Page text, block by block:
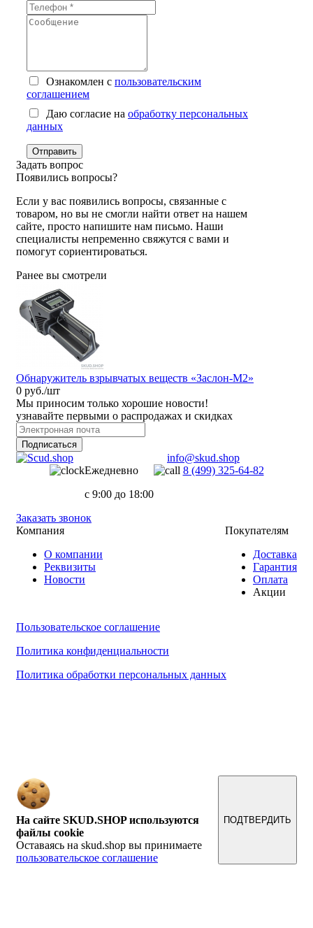
Ознакомлен с пользовательским
соглашением
Даю согласие на обработку персональных
данных
Отправить
Задать вопрос
Появились вопросы?
Если у вас появились вопросы, связанные с
товаром, но вы не смогли найти ответ на нашем
сайте, просто напишите нам письмо. Наши
специалисты непременно свяжутся с вами и
помогут сориентироваться.
Ранее вы смотрели
Обнаружитель взрывчатых веществ «Заслон-М2»
0 руб./шт
Мы приносим только хорошие новости!
узнавайте первыми о распродажах и скидках
Подписаться
info@skud.shop
Ежедневно
с 9:00 до 18:00
8 (499) 325-64-82
Заказать звонок
Компания
О компании
Реквизиты
Новости
Покупателям
Доставка
Гарантия
Оплата
Акции
Пользовательское соглашение
Политика конфиденциальности
Политика обработки персональных данных
На сайте SKUD.SHOP используются
файлы cookie
Оставаясь на skud.shop вы принимаете
пользовательское соглашение
ПОДТВЕРДИТЬ